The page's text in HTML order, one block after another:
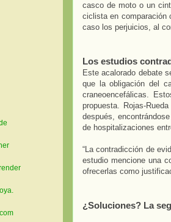
casco de moto o un
ciclista en comparación
caso los perjuicios, al
Los estudios
Este acalorado debate
que la obligación del
craneoencefálicas.
propuesta. Rojas-
después,
de hospitalizaciones
“La contradicción de
estudio mencione una
ofrecerlas como
¿Soluciones? La